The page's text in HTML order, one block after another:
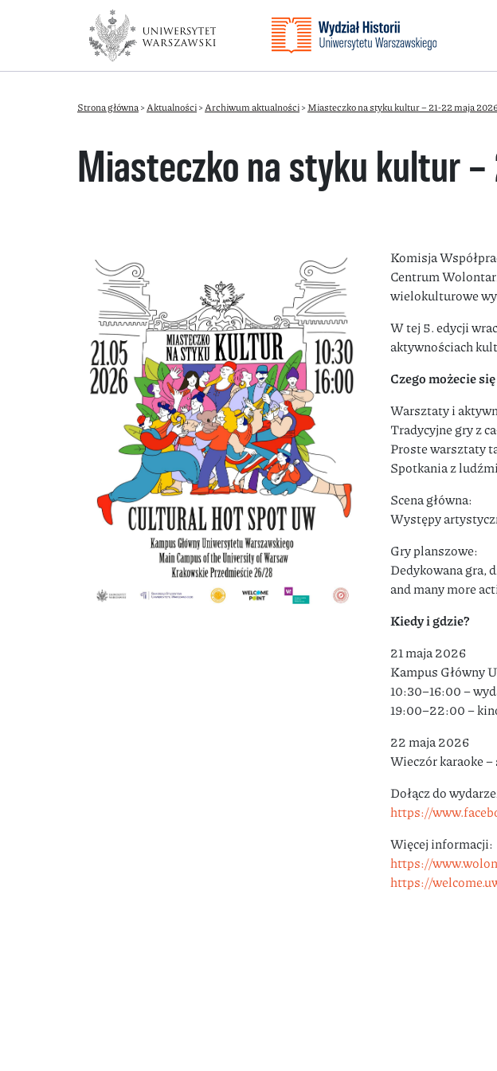
Strona główna>Aktualności>Archiwum aktualności>Miasteczko na styku kultur – 21-22 maja
Miasteczko na styku kultur
Komisja
Centrum
wielokulturowe
W tej 5. edycji
aktywnościach
Czego możecie
Warsztaty i
Tradycyjne gry z
Proste warsztaty
Spotkania z
Scena główna:
Występy
Gry planszowe:
Dedykowana gra,
and many more
Kiedy i gdzie?
21 maja 2026
Kampus Główny
10:30–16:00 –
19:00–22:00 –
22 maja 2026
Wieczór karaoke
Dołącz do
https://
Więcej informacji:
https://
https://